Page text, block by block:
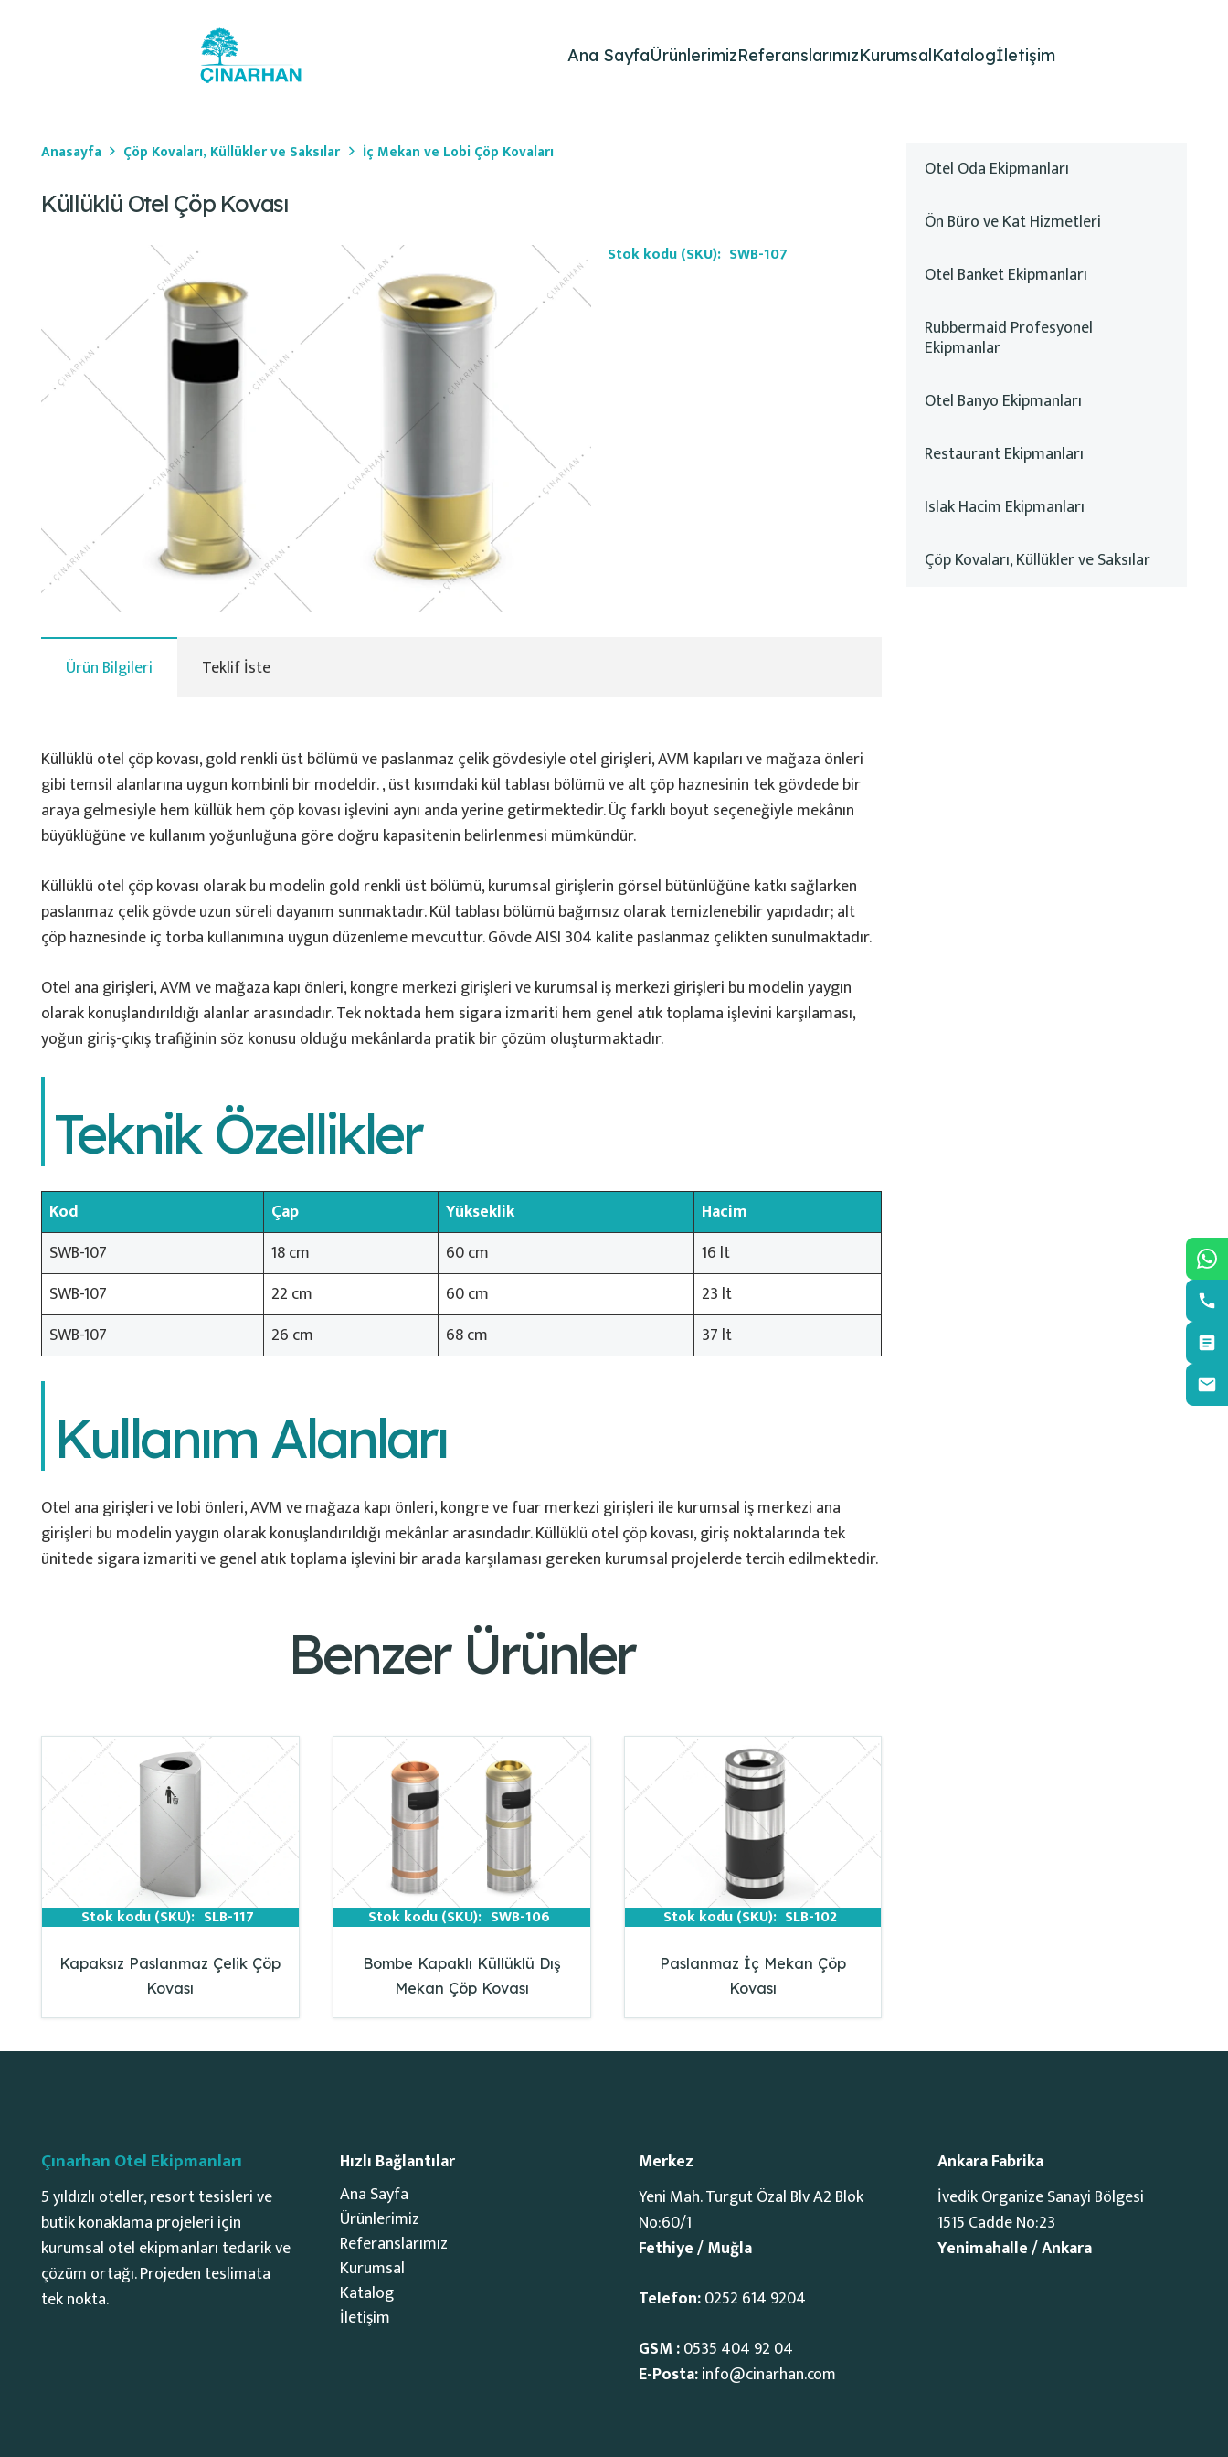
Ana SayfaÜrünlerimizReferanslarımızKurumsalKatalogİletişim
Anasayfa Çöp Kovaları, Küllükler ve Saksılar İç Mekan ve Lobi Çöp Kovaları
Küllüklü Otel Çöp Kovası
Stok kodu (SKU): SWB-107
Ürün Bilgileri Teklif İste
Küllüklü otel çöp kovası, gold renkli üst bölümü ve paslanmaz çelik gövdesiyle otel girişleri, AVM kapıları ve mağaza önleri
gibi temsil alanlarına uygun kombinli bir modeldir. , üst kısımdaki kül tablası bölümü ve alt çöp haznesinin tek gövdede bir
araya gelmesiyle hem küllük hem çöp kovası işlevini aynı anda yerine getirmektedir. Üç farklı boyut seçeneğiyle mekânın
büyüklüğüne ve kullanım yoğunluğuna göre doğru kapasitenin belirlenmesi mümkündür.
Küllüklü otel çöp kovası olarak bu modelin gold renkli üst bölümü, kurumsal girişlerin görsel bütünlüğüne katkı sağlarken
paslanmaz çelik gövde uzun süreli dayanım sunmaktadır. Kül tablası bölümü bağımsız olarak temizlenebilir yapıdadır; alt
çöp haznesinde iç torba kullanımına uygun düzenleme mevcuttur. Gövde AISI 304 kalite paslanmaz çelikten sunulmaktadır.
Otel ana girişleri, AVM ve mağaza kapı önleri, kongre merkezi girişleri ve kurumsal iş merkezi girişleri bu modelin yaygın
olarak konuşlandırıldığı alanlar arasındadır. Tek noktada hem sigara izmariti hem genel atık toplama işlevini karşılaması,
yoğun giriş-çıkış trafiğinin söz konusu olduğu mekânlarda pratik bir çözüm oluşturmaktadır.
Teknik Özellikler
Kod Çap Yükseklik
Hacim
SWB-107
18 cm 60 cm
16 lt
SWB-107
22 cm 60 cm
23 lt
SWB-107
26 cm 68 cm 37 lt
Kullanım Alanları
Otel ana girişleri ve lobi önleri, AVM ve mağaza kapı önleri, kongre ve fuar merkezi girişleri ile kurumsal iş merkezi ana
girişleri bu modelin yaygın olarak konuşlandırıldığı mekânlar arasındadır. Küllüklü otel çöp kovası, giriş noktalarında tek
ünitede sigara izmariti ve genel atık toplama işlevini bir arada karşılaması gereken kurumsal projelerde tercih edilmektedir.
Benzer Ürünler
Stok kodu (SKU): SLB-117
Kapaksız Paslanmaz Çelik Çöp
Kovası
Stok kodu (SKU): SWB-106
Bombe Kapaklı Küllüklü Dış
Mekan Çöp Kovası
Stok kodu (SKU): SLB-102
Paslanmaz İç Mekan Çöp
Kovası
Otel Oda Ekipmanları
Ön Büro ve Kat Hizmetleri
Otel Banket Ekipmanları
Rubbermaid Profesyonel
Ekipmanlar
Otel Banyo Ekipmanları
Restaurant Ekipmanları
Islak Hacim Ekipmanları
Çöp Kovaları, Küllükler ve Saksılar
Çınarhan Otel Ekipmanları
5 yıldızlı oteller, resort tesisleri ve
butik konaklama projeleri için
kurumsal otel ekipmanları tedarik ve
çözüm ortağı. Projeden teslimata
tek nokta.
Hızlı Bağlantılar
Ana Sayfa
Ürünlerimiz
Referanslarımız
Kurumsal
Katalog
İletişim
Merkez
Yeni Mah. Turgut Özal Blv A2 Blok
No:60/1
Fethiye / Muğla
Telefon:0252 614 9204
GSM :0535 404 92 04
E-Posta:info@cinarhan.com
Ankara Fabrika
İvedik Organize Sanayi Bölgesi
1515 Cadde No:23
Yenimahalle / Ankara